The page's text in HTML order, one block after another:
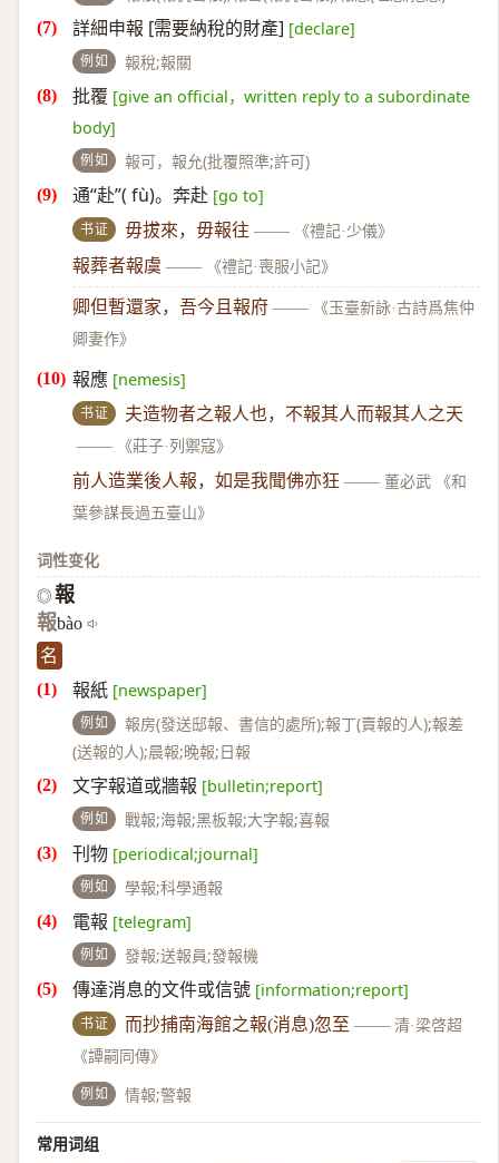
詳細申報 [需要納稅的財產] [declare]
例如 報稅;報關
批覆 [give an official，written reply to a subordinate
body]
例如 報可，報允(批覆照準;許可)
通“赴”( fù)。奔赴 [go to]
书证 毋拔來，毋報往 —— 《禮記·少儀》
報葬者報虞 —— 《禮記·喪服小記》
卿但暫還家，吾今且報府 ——
《玉臺新詠·古詩爲焦仲
卿妻作》
報應 [nemesis]
书证
夫造物者之報人也，不報其人而報其人之天
——
《莊子·列禦寇》
前人造業後人報，如是我聞佛亦狂 —— 董必武 《和
葉參謀長過五臺山》
词性变化
◎ 報
報bào
名
報紙 [newspaper]
例如
報房(發送邸報、書信的處所);報丁(賣報的人);報差
(送報的人);晨報;晚報;日報
文字報道或牆報 [bulletin;report]
例如 戰報;海報;黑板報;大字報;喜報
刊物 [periodical;journal]
例如 學報;科學通報
電報 [telegram]
例如 發報;送報員;發報機
傳達消息的文件或信號 [information;report]
书证 而抄捕南海館之報(消息)忽至 —— 清·梁啓超
《譚嗣同傳》
例如 情報;警報
常用词组